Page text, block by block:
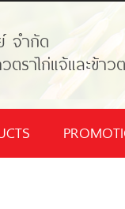
จำกัด
ราไก่แจ้และข้าวต